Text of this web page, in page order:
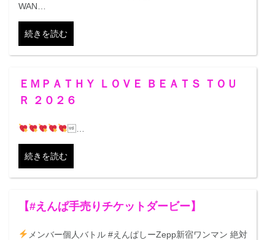
WAN…
続きを読む
ＥＭＰＡＴＨＹ ＬＯＶＥ ＢＥＡＴＳ ＴＯＵ
Ｒ ２０２６
…
続きを読む
【#えんぱ手売りチケットダービー】
メンバー個人バトル #えんぱしーZepp新宿ワンマン 絶対